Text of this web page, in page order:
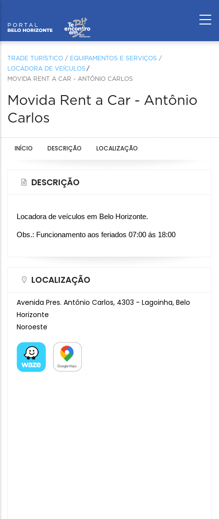
TRADE TURÍSTICO / EQUIPAMENTOS E SERVIÇOS /
LOCADORA DE VEÍCULOS
MOVIDA RENT A CAR - ANTÔNIO CARLOS
Movida Rent a Car - Antônio
Carlos
INÍCIO DESCRIÇÃO LOCALIZAÇÃO
DESCRIÇÃO
Locadora de veículos em Belo Horizonte.
Obs.: Funcionamento aos feriados 07:00 ás 18:00
LOCALIZAÇÃO
Avenida Pres. Antônio Carlos, 4303 - Lagoinha, Belo
Horizonte
Noroeste